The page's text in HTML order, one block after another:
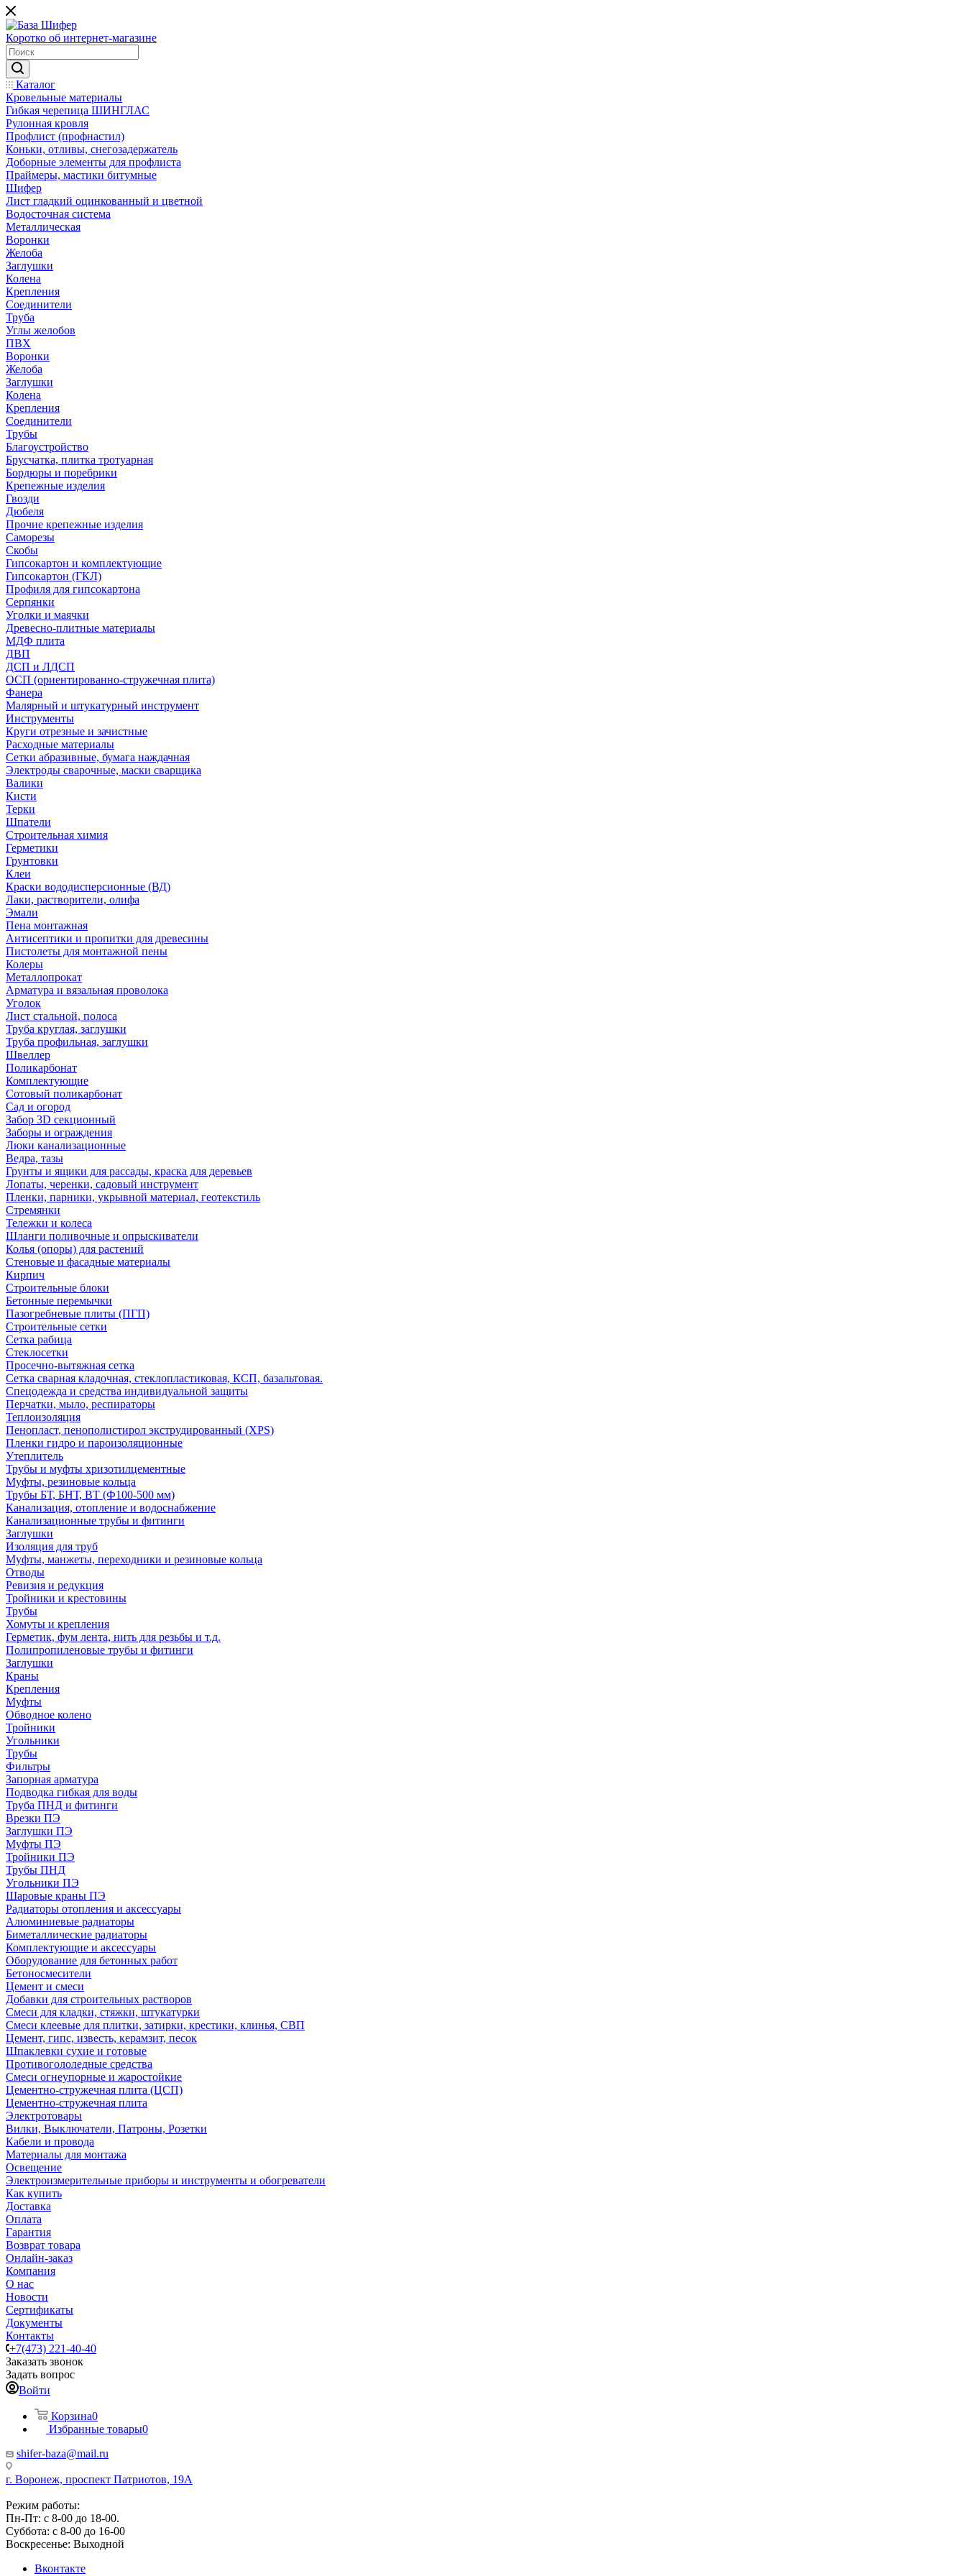
Коротко об интернет-магазине
Каталог
Кровельные материалы
Гибкая черепица ШИНГЛАС
Рулонная кровля
Профлист (профнастил)
Коньки, отливы, снегозадержатель
Доборные элементы для профлиста
Праймеры, мастики битумные
Шифер
Лист гладкий оцинкованный и цветной
Водосточная система
Металлическая
Воронки
Желоба
Заглушки
Колена
Крепления
Соединители
Труба
Углы желобов
ПВХ
Воронки
Желоба
Заглушки
Колена
Крепления
Соединители
Трубы
Благоустройство
Брусчатка, плитка тротуарная
Бордюры и поребрики
Крепежные изделия
Гвозди
Дюбеля
Прочие крепежные изделия
Саморезы
Скобы
Гипсокартон и комплектующие
Гипсокартон (ГКЛ)
Профиля для гипсокартона
Серпянки
Уголки и маячки
Древесно-плитные материалы
МДФ плита
ДВП
ДСП и ЛДСП
ОСП (ориентированно-стружечная плита)
Фанера
Малярный и штукатурный инструмент
Инструменты
Круги отрезные и зачистные
Расходные материалы
Сетки абразивные, бумага наждачная
Электроды сварочные, маски сварщика
Валики
Кисти
Терки
Шпатели
Строительная химия
Герметики
Грунтовки
Клеи
Краски вододисперсионные (ВД)
Лаки, растворители, олифа
Эмали
Пена монтажная
Антисептики и пропитки для древесины
Пистолеты для монтажной пены
Колеры
Металлопрокат
Арматура и вязальная проволока
Уголок
Лист стальной, полоса
Труба круглая, заглушки
Труба профильная, заглушки
Швеллер
Поликарбонат
Комплектующие
Сотовый поликарбонат
Сад и огород
Забор 3D секционный
Заборы и ограждения
Люки канализационные
Ведра, тазы
Грунты и ящики для рассады, краска для деревьев
Лопаты, черенки, садовый инструмент
Пленки, парники, укрывной материал, геотекстиль
Стремянки
Тележки и колеса
Шланги поливочные и опрыскиватели
Колья (опоры) для растений
Стеновые и фасадные материалы
Кирпич
Строительные блоки
Бетонные перемычки
Пазогребневые плиты (ПГП)
Строительные сетки
Сетка рабица
Стеклосетки
Просечно-вытяжная сетка
Сетка сварная кладочная, стеклопластиковая, КСП, базальтовая.
Спецодежда и средства индивидуальной защиты
Перчатки, мыло, респираторы
Теплоизоляция
Пенопласт, пенополистирол экструдированный (XPS)
Пленки гидро и пароизоляционные
Утеплитель
Трубы и муфты хризотилцементные
Муфты, резиновые кольца
Трубы БТ, БНТ, ВТ (Ф100-500 мм)
Канализация, отопление и водоснабжение
Канализационные трубы и фитинги
Заглушки
Изоляция для труб
Муфты, манжеты, переходники и резиновые кольца
Отводы
Ревизия и редукция
Тройники и крестовины
Трубы
Хомуты и крепления
Герметик, фум лента, нить для резьбы и т.д.
Полипропиленовые трубы и фитинги
Заглушки
Краны
Крепления
Муфты
Обводное колено
Тройники
Угольники
Трубы
Фильтры
Запорная арматура
Подводка гибкая для воды
Труба ПНД и фитинги
Врезки ПЭ
Заглушки ПЭ
Муфты ПЭ
Тройники ПЭ
Трубы ПНД
Угольники ПЭ
Шаровые краны ПЭ
Радиаторы отопления и аксессуары
Алюминиевые радиаторы
Биметаллические радиаторы
Комплектующие и аксессуары
Оборудование для бетонных работ
Бетоносмесители
Цемент и смеси
Добавки для строительных растворов
Смеси для кладки, стяжки, штукатурки
Смеси клеевые для плитки, затирки, крестики, клинья, СВП
Цемент, гипс, известь, керамзит, песок
Шпаклевки сухие и готовые
Противогололедные средства
Смеси огнеупорные и жаростойкие
Цементно-стружечная плита (ЦСП)
Цементно-стружечная плита
Электротовары
Вилки, Выключатели, Патроны, Розетки
Кабели и провода
Материалы для монтажа
Освещение
Электроизмерительные приборы и инструменты и обогреватели
Как купить
Доставка
Оплата
Гарантия
Возврат товара
Онлайн-заказ
Компания
О нас
Новости
Сертификаты
Документы
Контакты
+7(473) 221-40-40
Заказать звонок
Задать вопрос
Войти
Корзина0
Избранные товары0
shifer-baza@mail.ru
г. Воронеж, проспект Патриотов, 19А
Режим работы:
Пн-Пт: с 8-00 до 18-00.
Суббота: с 8-00 до 16-00
Воскресенье: Выходной
Вконтакте